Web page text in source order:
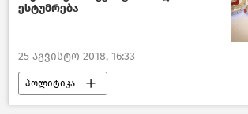
ესტუმრება
25 აგვისტო 2018, 16:33
პოლიტიკა
საქართველოს პრემიერ-მინისტრი–2018